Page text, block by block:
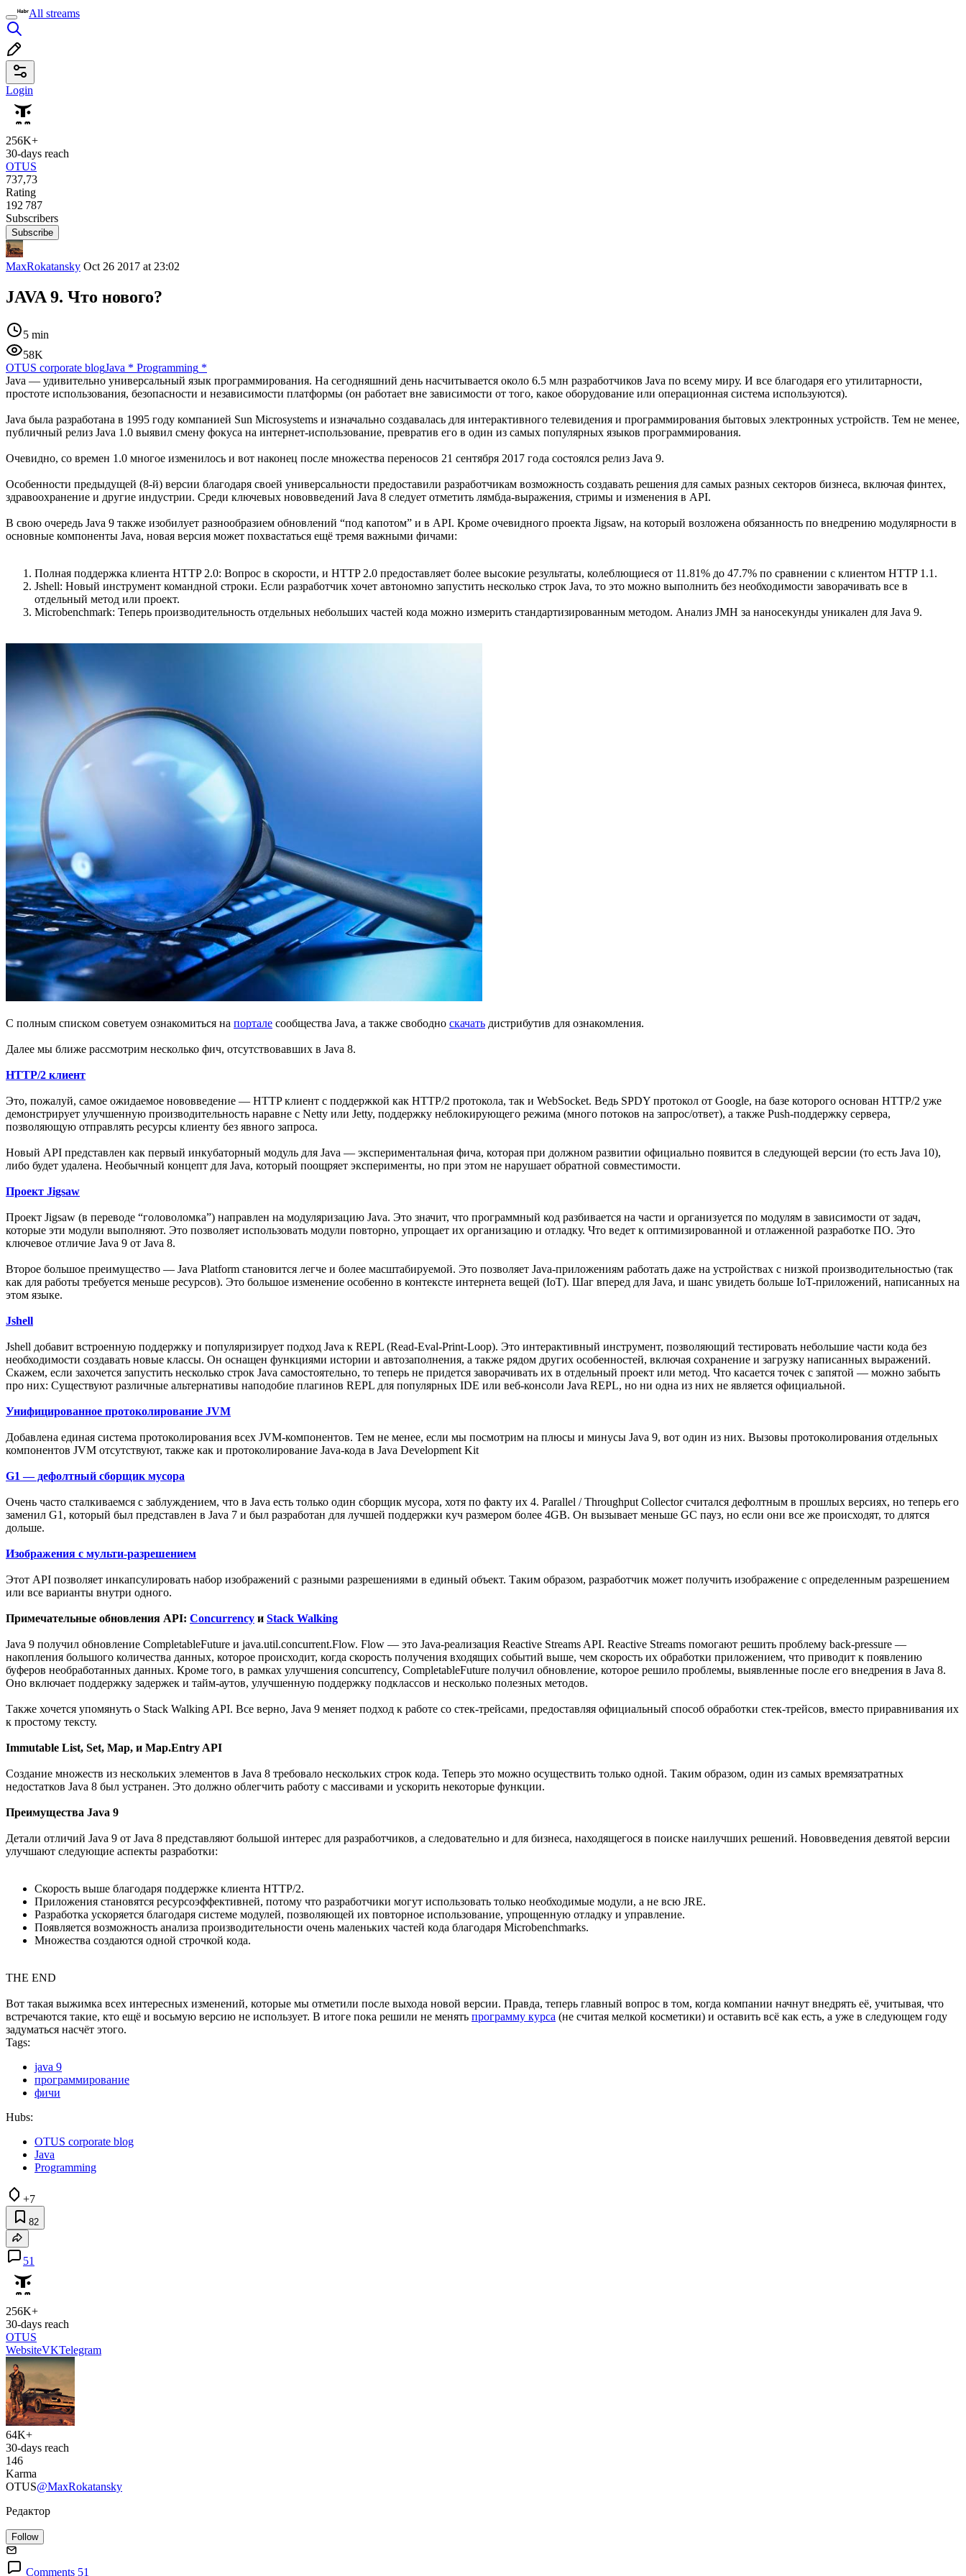
All streams
Login
256K+
30-days reach
OTUS
737,73
Rating
192 787
Subscribers
Subscribe
MaxRokatansky Oct 26 2017 at 23:02
JAVA 9. Что нового?
5 min
58K
OTUS corporate blogJava * Programming *
Java — удивительно универсальный язык программирования. На сегодняшний день насчитывается около 6.5 млн разработчиков Java по всему миру. И все благодаря его утилитарности,
простоте использования, безопасности и независимости платформы (он работает вне зависимости от того, какое оборудование или операционная система используются).
Java была разработана в 1995 году компанией Sun Microsystems и изначально создавалась для интерактивного телевидения и программирования бытовых электронных устройств. Тем не менее,
публичный релиз Java 1.0 выявил смену фокуса на интернет-использование, превратив его в один из самых популярных языков программирования.
Очевидно, со времен 1.0 многое изменилось и вот наконец после множества переносов 21 сентября 2017 года состоялся релиз Java 9.
Особенности предыдущей (8-й) версии благодаря своей универсальности предоставили разработчикам возможность создавать решения для самых разных секторов бизнеса, включая финтех,
здравоохранение и другие индустрии. Среди ключевых нововведений Java 8 следует отметить лямбда-выражения, стримы и изменения в API.
В свою очередь Java 9 также изобилует разнообразием обновлений “под капотом” и в API. Кроме очевидного проекта Jigsaw, на который возложена обязанность по внедрению модулярности в
основные компоненты Java, новая версия может похвастаться ещё тремя важными фичами:
Полная поддержка клиента HTTP 2.0: Вопрос в скорости, и HTTP 2.0 предоставляет более высокие результаты, колеблющиеся от 11.81% до 47.7% по сравнении с клиентом HTTP 1.1.
Jshell: Новый инструмент командной строки. Если разработчик хочет автономно запустить несколько строк Java, то это можно выполнить без необходимости заворачивать все в
отдельный метод или проект.
Microbenchmark: Теперь производительность отдельных небольших частей кода можно измерить стандартизированным методом. Анализ JMH за наносекунды уникален для Java 9.
С полным списком советуем ознакомиться на портале сообщества Java, а также свободно скачать дистрибутив для ознакомления.
Далее мы ближе рассмотрим несколько фич, отсутствовавших в Java 8.
HTTP/2 клиент
Это, пожалуй, самое ожидаемое нововведение — HTTP клиент с поддержкой как HTTP/2 протокола, так и WebSocket. Ведь SPDY протокол от Google, на базе которого основан HTTP/2 уже
демонстрирует улучшенную производительность наравне с Netty или Jetty, поддержку неблокирующего режима (много потоков на запрос/ответ), а также Push-поддержку сервера,
позволяющую отправлять ресурсы клиенту без явного запроса.
Новый API представлен как первый инкубаторный модуль для Java — экспериментальная фича, которая при должном развитии официально появится в следующей версии (то есть Java 10),
либо будет удалена. Необычный концепт для Java, который поощряет эксперименты, но при этом не нарушает обратной совместимости.
Проект Jigsaw
Проект Jigsaw (в переводе “головоломка”) направлен на модуляризацию Java. Это значит, что программный код разбивается на части и организуется по модулям в зависимости от задач,
которые эти модули выполняют. Это позволяет использовать модули повторно, упрощает их организацию и отладку. Что ведет к оптимизированной и отлаженной разработке ПО. Это
ключевое отличие Java 9 от Java 8.
Второе большое преимущество — Java Platform становится легче и более масштабируемой. Это позволяет Java-приложениям работать даже на устройствах с низкой производительностью (так
как для работы требуется меньше ресурсов). Это большое изменение особенно в контексте интернета вещей (IoT). Шаг вперед для Java, и шанс увидеть больше IoT-приложений, написанных на
этом языке.
Jshell
Jshell добавит встроенную поддержку и популяризирует подход Java к REPL (Read-Eval-Print-Loop). Это интерактивный инструмент, позволяющий тестировать небольшие части кода без
необходимости создавать новые классы. Он оснащен функциями истории и автозаполнения, а также рядом других особенностей, включая сохранение и загрузку написанных выражений.
Скажем, если захочется запустить несколько строк Java самостоятельно, то теперь не придется заворачивать их в отдельный проект или метод. Что касается точек с запятой — можно забыть
про них: Существуют различные альтернативы наподобие плагинов REPL для популярных IDE или веб-консоли Java REPL, но ни одна из них не является официальной.
Унифицированное протоколирование JVM
Добавлена единая система протоколирования всех JVM-компонентов. Тем не менее, если мы посмотрим на плюсы и минусы Java 9, вот один из них. Вызовы протоколирования отдельных
компонентов JVM отсутствуют, также как и протоколирование Java-кода в Java Development Kit
G1 — дефолтный сборщик мусора
Очень часто сталкиваемся с заблуждением, что в Java есть только один сборщик мусора, хотя по факту их 4. Parallel / Throughput Collector считался дефолтным в прошлых версиях, но теперь его
заменил G1, который был представлен в Java 7 и был разработан для лучшей поддержки куч размером более 4GB. Он вызывает меньше GC пауз, но если они все же происходят, то длятся
дольше.
Изображения с мульти-разрешением
Этот API позволяет инкапсулировать набор изображений с разными разрешениями в единый объект. Таким образом, разработчик может получить изображение с определенным разрешением
или все варианты внутри одного.
Примечательные обновления API: Concurrency и Stack Walking
Java 9 получил обновление CompletableFuture и java.util.concurrent.Flow. Flow — это Java-реализация Reactive Streams API. Reactive Streams помогают решить проблему back-pressure —
накопления большого количества данных, которое происходит, когда скорость получения входящих событий выше, чем скорость их обработки приложением, что приводит к появлению
буферов необработанных данных. Кроме того, в рамках улучшения concurrency, CompletableFuture получил обновление, которое решило проблемы, выявленные после его внедрения в Java 8.
Оно включает поддержку задержек и тайм-аутов, улучшенную поддержку подклассов и несколько полезных методов.
Также хочется упомянуть о Stack Walking API. Все верно, Java 9 меняет подход к работе со стек-трейсами, предоставляя официальный способ обработки стек-трейсов, вместо приравнивания их
к простому тексту.
Immutable List, Set, Map, и Map.Entry API
Создание множеств из нескольких элементов в Java 8 требовало нескольких строк кода. Теперь это можно осуществить только одной. Таким образом, один из самых времязатратных
недостатков Java 8 был устранен. Это должно облегчить работу с массивами и ускорить некоторые функции.
Преимущества Java 9
Детали отличий Java 9 от Java 8 представляют большой интерес для разработчиков, а следовательно и для бизнеса, находящегося в поиске наилучших решений. Нововведения девятой версии
улучшают следующие аспекты разработки:
Скорость выше благодаря поддержке клиента HTTP/2.
Приложения становятся ресурсоэффективней, потому что разработчики могут использовать только необходимые модули, а не всю JRE.
Разработка ускоряется благодаря системе модулей, позволяющей их повторное использование, упрощенную отладку и управление.
Появляется возможность анализа производительности очень маленьких частей кода благодаря Microbenchmarks.
Множества создаются одной строчкой кода.
THE END
Вот такая выжимка всех интересных изменений, которые мы отметили после выхода новой версии. Правда, теперь главный вопрос в том, когда компании начнут внедрять её, учитывая, что
встречаются такие, кто ещё и восьмую версию не использует. В итоге пока решили не менять программу курса (не считая мелкой косметики) и оставить всё как есть, а уже в следующем году
задуматься насчёт этого.
Tags:
java 9
программирование
фичи
Hubs:
OTUS corporate blog
Java
Programming
+7
82
51
256K+
30-days reach
OTUS
WebsiteVKTelegram
64K+
30-days reach
146
Karma
OTUS@MaxRokatansky
Редактор
Follow
Comments 51